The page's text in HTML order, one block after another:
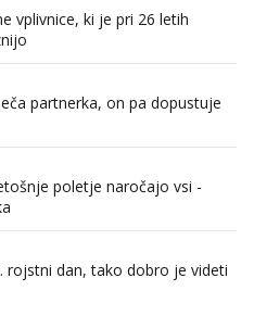
vplivnice, ki je pri 26 letih
partnerka, on pa dopustuje
poletje naročajo vsi -
rojstni dan, tako dobro je videti